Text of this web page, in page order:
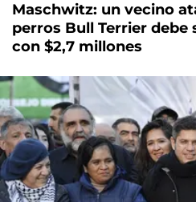
Maschwitz: un vecino
perros Bull Terrier debe
con $2,7 millones